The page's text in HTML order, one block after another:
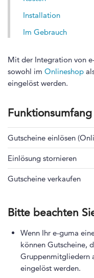
Installation
Im Gebrauch
Mit der Integration von
sowohl im Onlineshop
eingelöst werden.
Funktionsumfang
Gutscheine einlösen
Einlösung stornieren
Gutscheine verkaufen
Bitte beachten
Wenn Ihr e-guma
können Gutscheine,
Gruppenmitgliedern
eingelöst werden.